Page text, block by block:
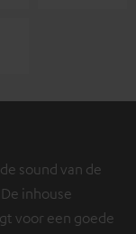
sound van de
inhouse
voor een goede